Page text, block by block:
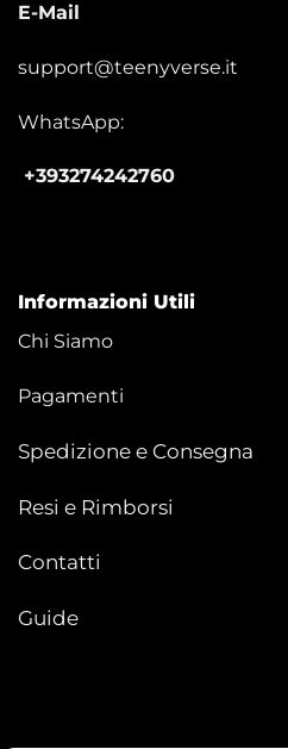
E-Mail
support@teenyverse.it
WhatsApp:
+393274242760
Informazioni Utili
Chi Siamo
Pagamenti
Spedizione e Consegna
Resi e Rimborsi
Contatti
Guide